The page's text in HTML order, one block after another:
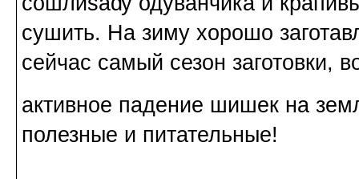
сушить. На зиму хорошо
сейчас самый сезон заготовки,
активное падение шишек на
полезные и питательные!